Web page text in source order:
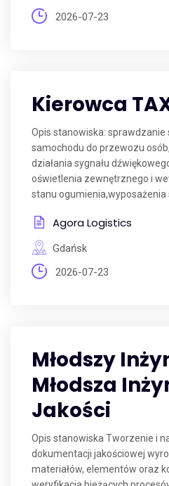
2026-07-23
Kierowca
Opis stanowiska:
samochodu do przewozu
działania sygnału
oświetlenia zewnętrznego i
stanu ogumienia,wyposażenia
Agora Logistics
Gdańsk
2026-07-23
Młodszy
Młodsza
Jakości
Opis stanowiska Tworzenie i
dokumentacji jakościowej
materiałów, elementów oraz